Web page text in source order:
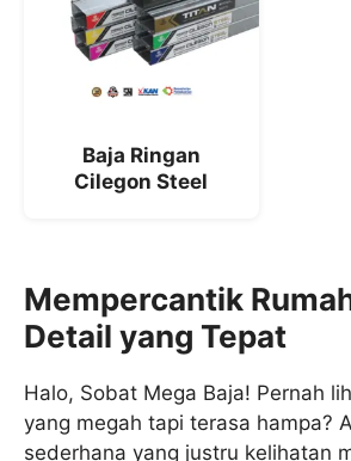
Baja Ringan
Cilegon Steel
Mempercantik
Detail yang Tepat
Halo, Sobat Mega Baja! Pernah
yang megah tapi terasa hampa?
sederhana yang justru kelihatan